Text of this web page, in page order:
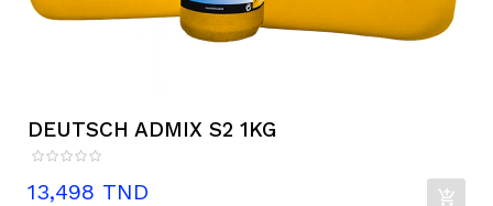
DEUTSCH ADMIX S2 1KG
Prix
13,498 TND